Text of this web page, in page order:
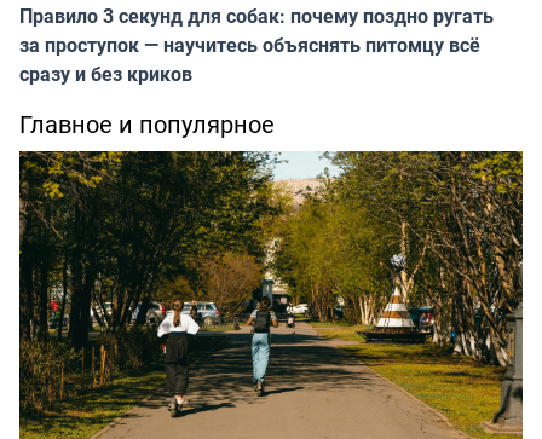
Правило 3 секунд для собак: почему поздно ругать
за проступок — научитесь объяснять питомцу всё
сразу и без криков
Главное и популярное